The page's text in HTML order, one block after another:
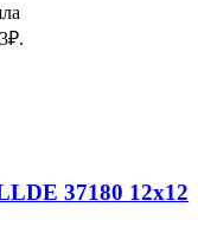
37180 12х12